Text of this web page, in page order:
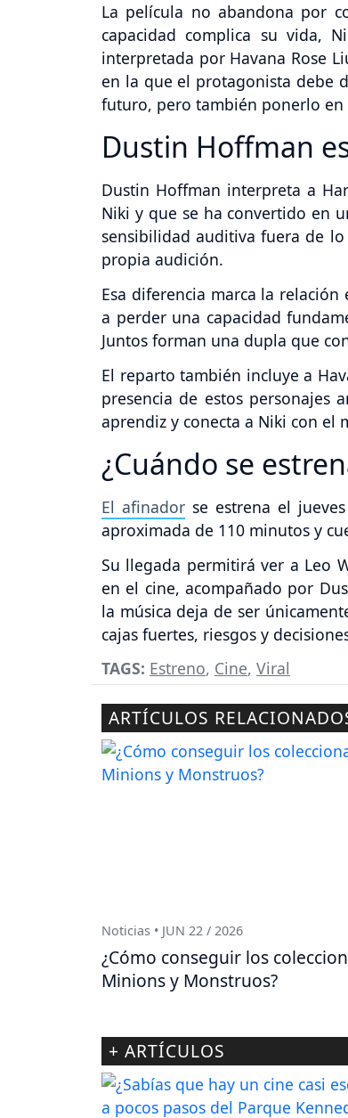
La película no abandona por
capacidad complica su vida,
interpretada por Havana Rose
en la que el protagonista debe
futuro, pero también ponerlo
Dustin Hoffman
Dustin Hoffman interpreta a
Niki y que se ha convertido en
sensibilidad auditiva fuera de
propia audición.
Esa diferencia marca la
a perder una capacidad
Juntos forman una dupla que
El reparto también incluye a
presencia de estos personajes
aprendiz y conecta a Niki con
¿Cuándo se
El afinador se estrena el
aproximada de 110 minutos y
Su llegada permitirá ver a Leo
en el cine, acompañado por
la música deja de ser
cajas fuertes, riesgos y
TAGS: Estreno, Cine, Viral
ARTÍCULOS
Noticias • JUN 22 / 2026
¿Cómo conseguir los
Minions y Monstruos?
+ ARTÍCULOS